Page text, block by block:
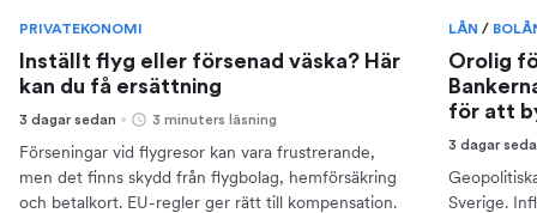
PRIVATEKONOMI
Inställt flyg eller försenad väska? Här
kan du få ersättning
3 dagar sedan 3 minuters läsning
Förseningar vid flygresor kan vara frustrerande,
men det finns skydd från flygbolag, hemförsäkring
och betalkort. EU-regler ger rätt till kompensation.
LÅN/
Orolig
för att
3 dagar
Sverige.